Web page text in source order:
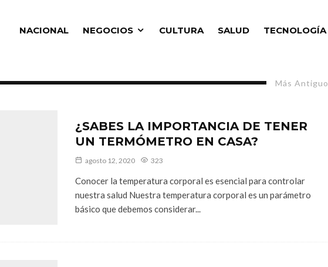
NACIONAL
NEGOCIOS CULTURA SALUD TECNOLOGÍA
Más Antiguo
¿SABES LA IMPORTANCIA DE TENER
UN TERMÓMETRO EN CASA?
agosto 12, 2020 323
Conocer la temperatura corporal es esencial para controlar
nuestra salud Nuestra temperatura corporal es un parámetro
básico que debemos considerar...